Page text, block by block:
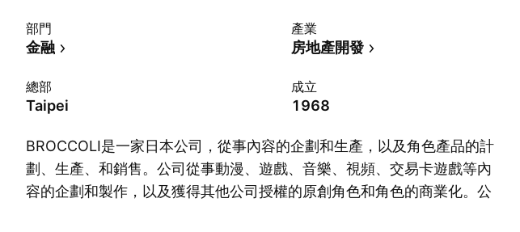
部門
金融
產業
房地產開發
總部
Taipei
成立
1968
BROCCOLI是一家日本公司，從事內容的企劃和生產，以及角色產品的計
劃、生產、和銷售。公司從事動漫、遊戲、音樂、視頻、交易卡遊戲等內
容的企劃和製作，以及獲得其他公司授權的原創角色和角色的商業化。公